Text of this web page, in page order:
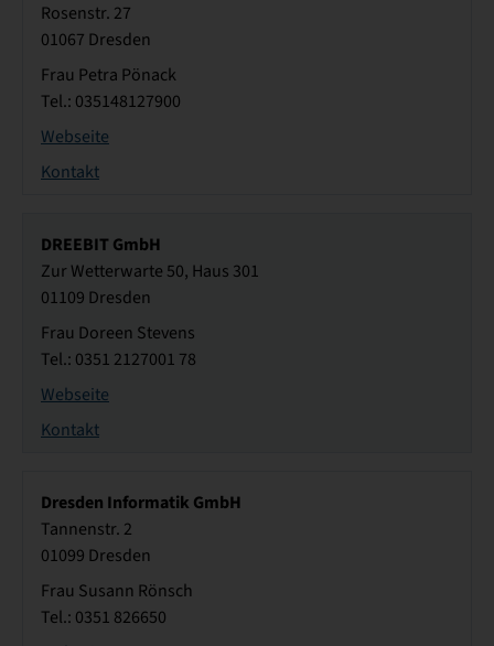
Rosenstr. 27
01067 Dresden
Frau Petra Pönack
Tel.: 035148127900
Webseite
Kontakt
DREEBIT GmbH
Zur Wetterwarte 50, Haus 301
01109 Dresden
Frau Doreen Stevens
Tel.: 0351 2127001 78
Webseite
Kontakt
Dresden Informatik GmbH
Tannenstr. 2
01099 Dresden
Frau Susann Rönsch
Tel.: 0351 826650